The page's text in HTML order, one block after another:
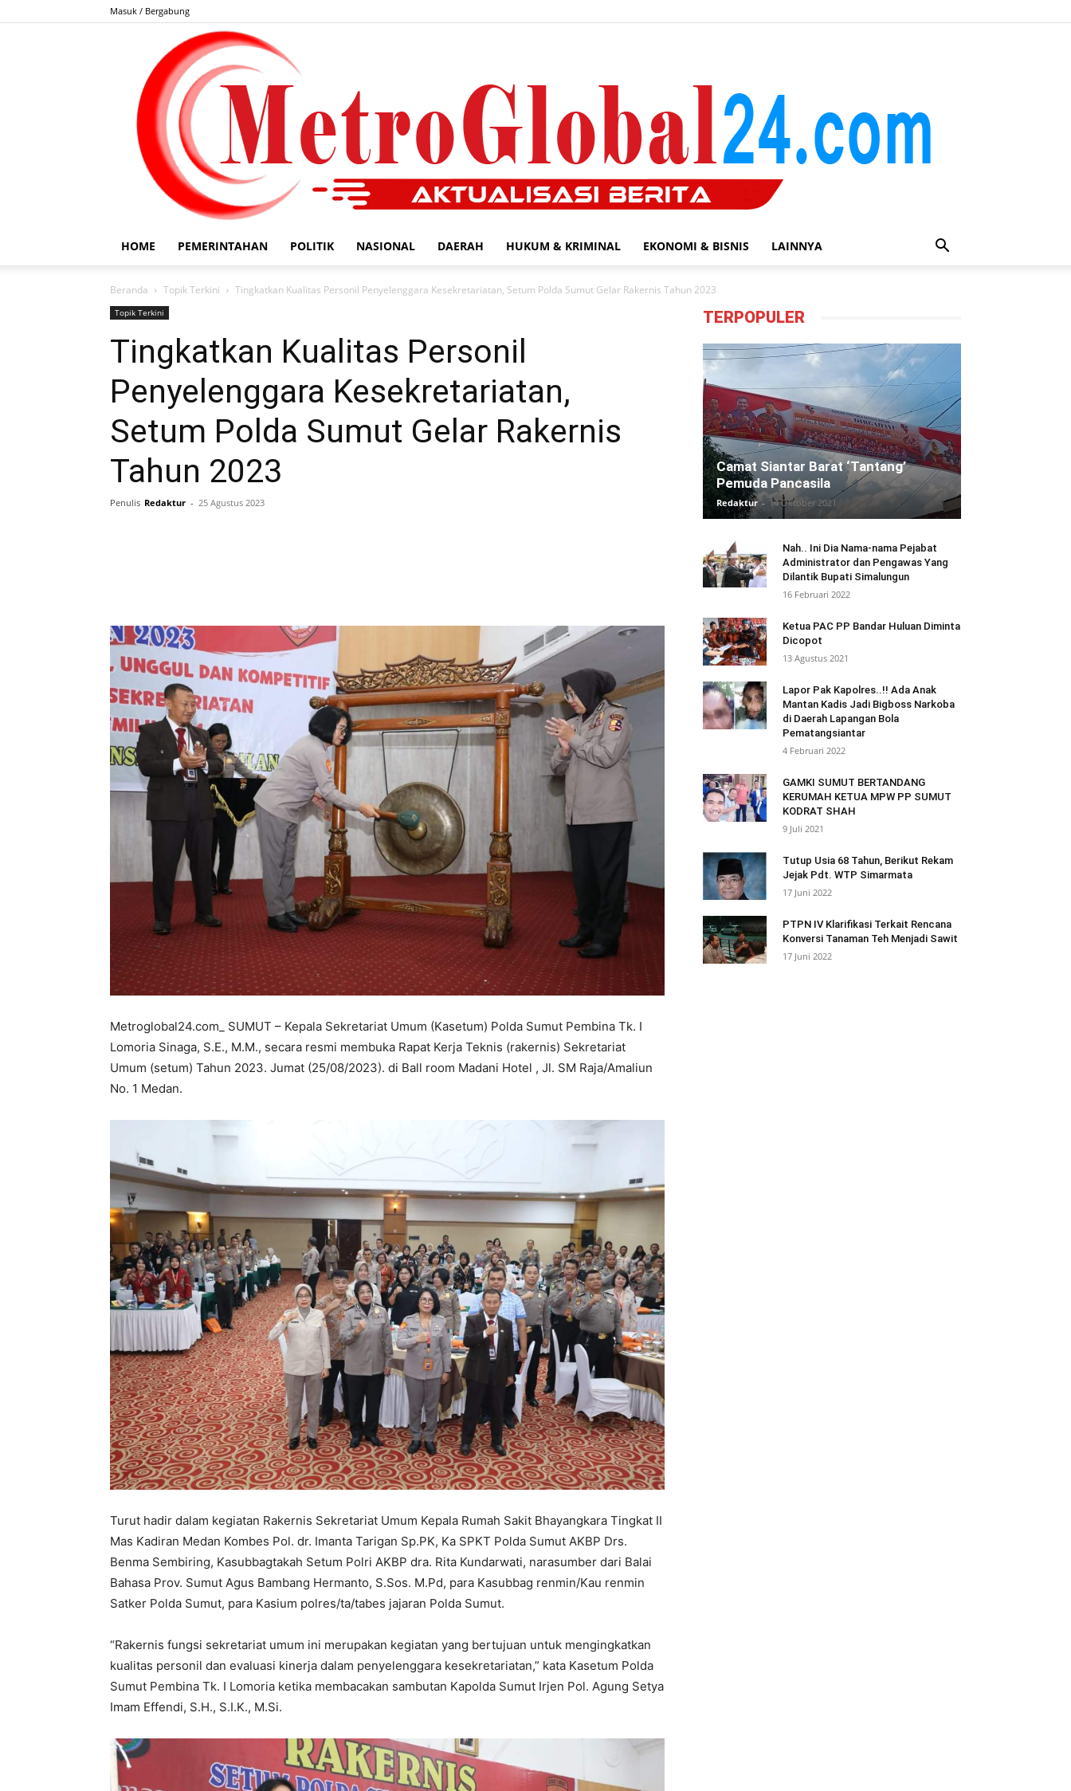
Masuk / Bergabung
HOME PEMERINTAHAN POLITIK NASIONAL DAERAH HUKUM & KRIMINAL EKONOMI & BISNIS LAINNYA
Beranda Topik Terkini Tingkatkan Kualitas Personil Penyelenggara Kesekretariatan, Setum Polda Sumut Gelar Rakernis Tahun 2023
Topik Terkini
Tingkatkan Kualitas Personil
Penyelenggara Kesekretariatan,
Setum Polda Sumut Gelar Rakernis
Tahun 2023
Penulis Redaktur - 25 Agustus 2023
Metroglobal24.com_ SUMUT – Kepala Sekretariat Umum (Kasetum) Polda Sumut Pembina Tk. I
Lomoria Sinaga, S.E., M.M., secara resmi membuka Rapat Kerja Teknis (rakernis) Sekretariat
Umum (setum) Tahun 2023. Jumat (25/08/2023). di Ball room Madani Hotel , Jl. SM Raja/Amaliun
No. 1 Medan.
Turut hadir dalam kegiatan Rakernis Sekretariat Umum Kepala Rumah Sakit Bhayangkara Tingkat II
Mas Kadiran Medan Kombes Pol. dr. Imanta Tarigan Sp.PK, Ka SPKT Polda Sumut AKBP Drs.
Benma Sembiring, Kasubbagtakah Setum Polri AKBP dra. Rita Kundarwati, narasumber dari Balai
Bahasa Prov. Sumut Agus Bambang Hermanto, S.Sos. M.Pd, para Kasubbag renmin/Kau renmin
Satker Polda Sumut, para Kasium polres/ta/tabes jajaran Polda Sumut.
“Rakernis fungsi sekretariat umum ini merupakan kegiatan yang bertujuan untuk mengingkatkan
kualitas personil dan evaluasi kinerja dalam penyelenggara kesekretariatan,” kata Kasetum Polda
Sumut Pembina Tk. I Lomoria ketika membacakan sambutan Kapolda Sumut Irjen Pol. Agung Setya
Imam Effendi, S.H., S.I.K., M.Si.
TERPOPULER
Camat Siantar Barat ‘Tantang’
Pemuda Pancasila
Redaktur - 14 Oktober 2021
Nah.. Ini Dia Nama-nama Pejabat
Administrator dan Pengawas Yang
Dilantik Bupati Simalungun
16 Februari 2022
Ketua PAC PP Bandar Huluan Diminta
Dicopot
13 Agustus 2021
Lapor Pak Kapolres..!! Ada Anak
Mantan Kadis Jadi Bigboss Narkoba
di Daerah Lapangan Bola
Pematangsiantar
4 Februari 2022
GAMKI SUMUT BERTANDANG
KERUMAH KETUA MPW PP SUMUT
KODRAT SHAH
9 Juli 2021
Tutup Usia 68 Tahun, Berikut Rekam
Jejak Pdt. WTP Simarmata
17 Juni 2022
PTPN IV Klarifikasi Terkait Rencana
Konversi Tanaman Teh Menjadi Sawit
17 Juni 2022